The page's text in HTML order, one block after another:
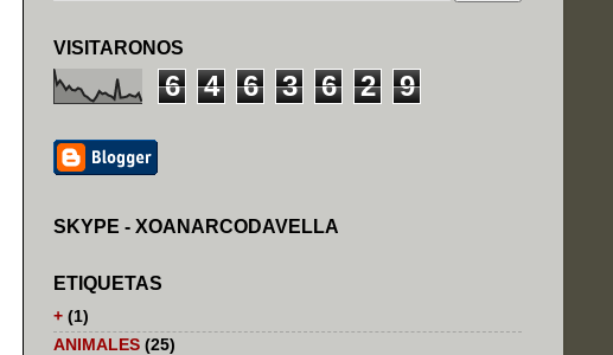
VISITARONOS
6 4 6 3 6 2 9
SKYPE - XOANARCODAVELLA
ETIQUETAS
+ (1)
ANIMALES (25)